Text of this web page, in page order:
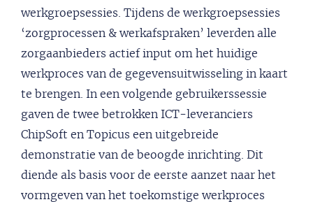
werkgroepsessies. Tijdens de werkgroepsessies
‘zorgprocessen & werkafspraken’ leverden alle
zorgaanbieders actief input om het huidige
werkproces van de gegevensuitwisseling in kaart
te brengen. In een volgende gebruikerssessie
gaven de twee betrokken ICT-leveranciers
ChipSoft en Topicus een uitgebreide
demonstratie van de beoogde inrichting. Dit
diende als basis voor de eerste aanzet naar het
vormgeven van het toekomstige werkproces